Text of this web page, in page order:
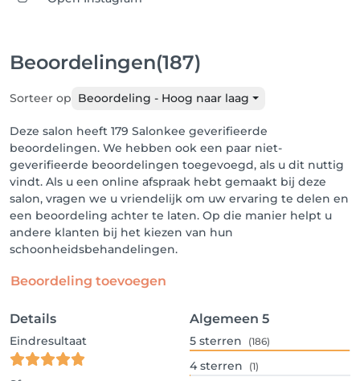
Beoordelingen(187)
Sorteer op Beoordeling - Hoog naar laag
Deze salon heeft 179 Salonkee geverifieerde
beoordelingen. We hebben ook een paar niet-
geverifieerde beoordelingen toegevoegd, als u dit nuttig
vindt. Als u een online afspraak hebt gemaakt bij deze
salon, vragen we u vriendelijk om uw ervaring te delen en
een beoordeling achter te laten. Op die manier helpt u
andere klanten bij het kiezen van hun
schoonheidsbehandelingen.
Beoordeling toevoegen
Details
Eindresultaat
Algemeen 5
5 sterren (186)
4 sterren (1)